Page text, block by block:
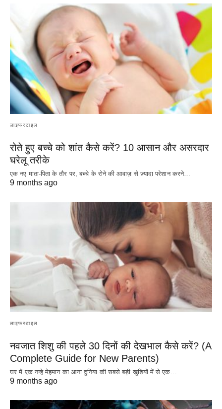
लाइफस्टाइल
रोते हुए बच्चे को शांत कैसे करें? 10 आसान और असरदार
घरेलू तरीके
एक नए माता-पिता के तौर पर, बच्चे के रोने की आवाज़ से ज़्यादा परेशान करने…
9 months ago
लाइफस्टाइल
नवजात शिशु की पहले 30 दिनों की देखभाल कैसे करें? (A
Complete Guide for New Parents)
घर में एक नन्हे मेहमान का आना दुनिया की सबसे बड़ी खुशियों में से एक…
9 months ago